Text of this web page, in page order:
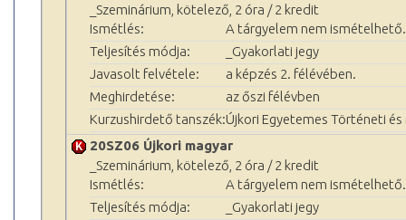
_Szeminárium, kötelező, 2 óra / 2 kredit
Ismétlés:
A tárgyelem nem ismételhető.
Teljesítés módja:
_Gyakorlati jegy
Javasolt felvétele:
a képzés 2. félévében.
Meghirdetése:
az őszi félévben
Kurzushirdető tanszék:Újkori Egyetemes Történeti
20SZ06 Újkori magyar
_Szeminárium, kötelező, 2 óra / 2 kredit
Ismétlés:
A tárgyelem nem ismételhető.
Teljesítés módja:
_Gyakorlati jegy